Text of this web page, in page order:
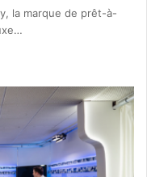
la marque de prêt-à-